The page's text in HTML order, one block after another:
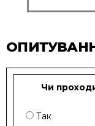
Чи
Так